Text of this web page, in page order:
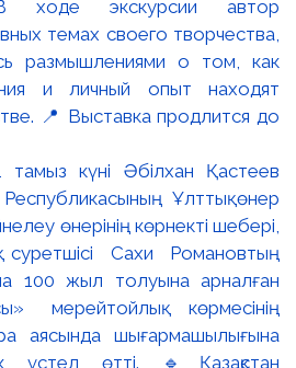
ходе экскурсии автор
темах своего творчества,
размышлениями о том, как
и личный опыт находят
📍 Выставка продлится до